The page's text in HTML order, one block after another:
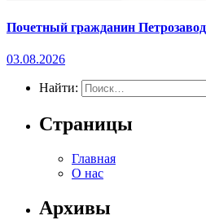
Почетный гражданин
03.08.2026
Найти:
Страницы
Главная
О нас
Архивы